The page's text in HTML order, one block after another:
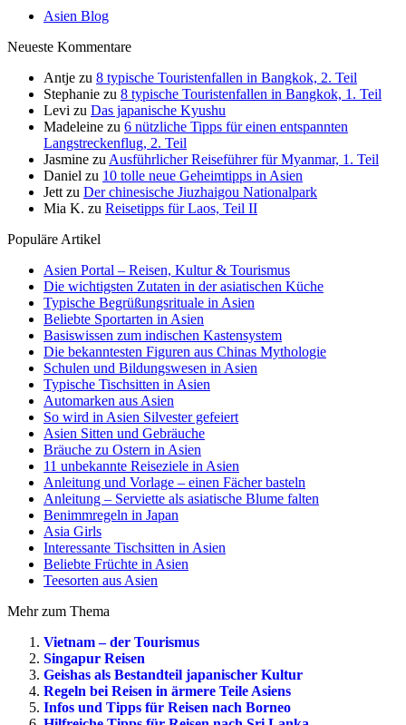
Asien Blog
Neueste Kommentare
Antje zu 8 typische Touristenfallen in Bangkok, 2. Teil
Stephanie zu 8 typische Touristenfallen in Bangkok, 1. Teil
Levi zu Das japanische Kyushu
Madeleine zu 6 nützliche Tipps für einen entspannten
Langstreckenflug, 2. Teil
Jasmine zu Ausführlicher Reiseführer für Myanmar, 1. Teil
Daniel zu 10 tolle neue Geheimtipps in Asien
Jett zu Der chinesische Jiuzhaigou Nationalpark
Mia K. zu Reisetipps für Laos, Teil II
Populäre Artikel
Asien Portal – Reisen, Kultur & Tourismus
Die wichtigsten Zutaten in der asiatischen Küche
Typische Begrüßungsrituale in Asien
Beliebte Sportarten in Asien
Basiswissen zum indischen Kastensystem
Die bekanntesten Figuren aus Chinas Mythologie
Schulen und Bildungswesen in Asien
Typische Tischsitten in Asien
Automarken aus Asien
So wird in Asien Silvester gefeiert
Asien Sitten und Gebräuche
Bräuche zu Ostern in Asien
11 unbekannte Reiseziele in Asien
Anleitung und Vorlage – einen Fächer basteln
Anleitung – Serviette als asiatische Blume falten
Benimmregeln in Japan
Asia Girls
Interessante Tischsitten in Asien
Beliebte Früchte in Asien
Teesorten aus Asien
Mehr zum Thema
Vietnam – der Tourismus
Singapur Reisen
Geishas als Bestandteil japanischer Kultur
Regeln bei Reisen in ärmere Teile Asiens
Infos und Tipps für Reisen nach Borneo